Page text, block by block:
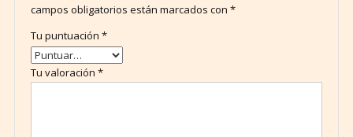
campos obligatorios están marcados con *
Tu puntuación *
Tu valoración *